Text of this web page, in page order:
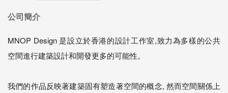
公司簡介
MNOP Design 是設立於香港的設計工作室,致力為多樣的公共
空間進行建築設計和開發更多的可能性。
我們的作品反映著建築固有塑造著空間的概念, 然而空間關係上